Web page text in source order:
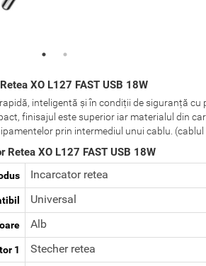
XO L127 FAST USB 18W
inteligentă și în condiții de siguranță
finisajul este superior iar materialul din
prin intermediul unui cablu.
XO L127 FAST USB 18W
Incarcator retea
Universal
Alb
1 Stecher retea